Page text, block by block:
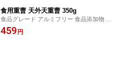
食用重曹 天外天重曹 350g
食品グレード アルミフリー 食品添加物 灰
汁抜き アク抜き 蒸しパン コゲ落とし 炭酸
タンサン 消臭
459 円